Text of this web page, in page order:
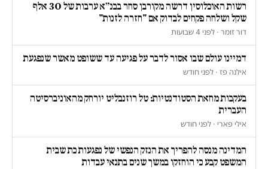
רשות האוכלוסין דרשה מקורבן סחר בבנ״א ערבות של 30 אלף
שקל ושלחה פקחים לבדוק אם "חזרה לזנות"
דור זומר · לפני 4 שבועות
דמיינו עולם שבו אסור לדבר על פגיעה עד ששופט מאשר שנפגעת
אילנה פז · לפני חודש
בעקבות מחאת הסטודנטיות: טל רוזנבליט יורחק מהאוניברסיטה
העברית
אילי פארי · לפני חודש
המדינה מנסה להפריך את הנזק הנפשי של נפגעות כת שבית
המשפט קבע כי הוחזקו במשך שנים בתנאי עבדות